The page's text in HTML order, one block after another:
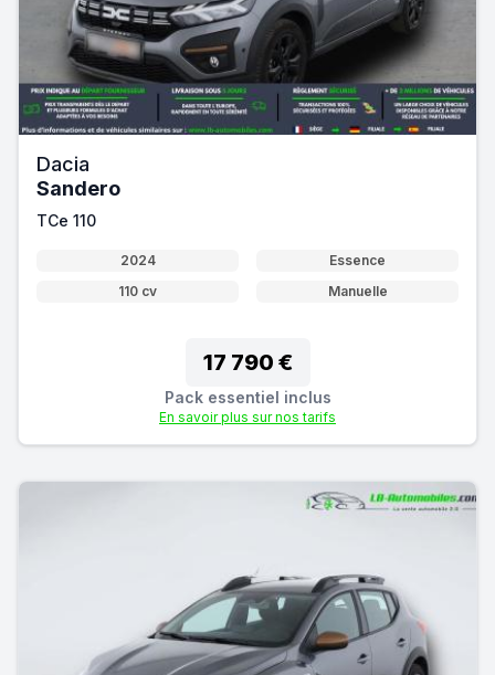
Dacia
Sandero
TCe 110
2024
Essence
110 cv
Manuelle
17 790 €
Pack essentiel inclus
En savoir plus sur nos tarifs